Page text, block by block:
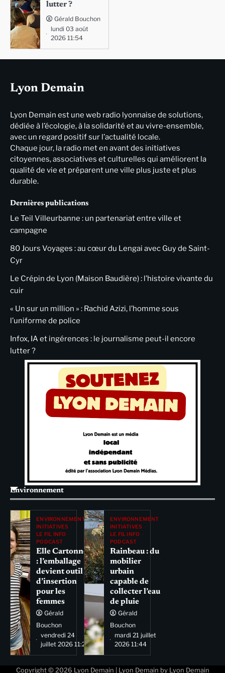
lutter ?
Gérald Bouchon
lundi 03 août
2026 11:54
Lyon Demain
Lyon Demain est une web radio lyonnaise de solutions,
dédiée à l’écologie, à la solidarité et au vivre-ensemble,
avec un regard positif sur l’actualité locale.
Chaque jour, la radio met en avant des initiatives
citoyennes, associatives et culturelles qui améliorent la
qualité de vie et préparent une ville plus juste et plus
durable.
Dernières publications
Le Teil Villeurbanne : un partenariat entre ville et
campagne
80 Jours Voyages : au cœur du Lengai avec Guy de Saint-
Cyr
Le Crépin de Lyon (Maison Baudière) : l’histoire vivante du
cuir
« Un sur un million » : Rachid Azizi, l’homme sous
l’uniforme de police
Infox, IA et ingérences : le journalisme peut-il encore
lutter ?
Environnement
ENVIRONNEMENT
INITIATIVES
LE FIL INFO
PODCAST
Elle Cartonne
: l’emballage
devient outil
d’insertion
pour les
femmes
Gérald
Bouchon
vendredi 24
juillet 2026 11:29
ENVIRONNEMENT
INITIATIVES
LE FIL INFO
PODCAST
Rainbeau : du
mobilier
urbain
capable de
collecter l’eau
de pluie
Gérald
Bouchon
mardi 21 juillet
2026 11:44
Copyright © 2026 Lyon Demain | Lyon Demain by Lyon Demain